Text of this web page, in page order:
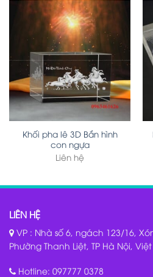
Khối pha lê 3D Bắn hình
con ngựa
Liên hệ
LIÊN HỆ
VP : Nhà số 6, ngách 123/16,
Phường Thanh Liệt, TP Hà Nội,
Hotline: 097777 0378